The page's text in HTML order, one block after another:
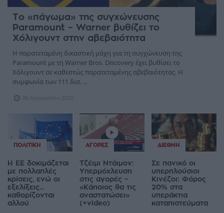
Το «πάγωμα» της συγχώνευσης
Paramount – Warner βυθίζει το
Χόλιγουντ στην αβεβαιότητα
Η παρατεταμένη δικαστική μάχη για τη συγχώνευση της
Paramount με τη Warner Bros. Discovery έχει βυθίσει το
Χόλιγουντ σε καθεστώς παρατεταμένης αβεβαιότητας. Η
συμφωνία των 111 δισ. ...
06 Αυγούστου 2026
ΠΟΛΙΤΙΚΉ
Η ΕΕ δοκιμάζεται
με πολλαπλές
κρίσεις, ενώ οι
εξελίξεις...
καθορίζονται
αλλού
ΑΓΟΡΈΣ
Τζέιμι Ντάιμον:
Υπερμόχλευση
στις αγορές –
«Κάποιος θα τις
αναστατώσει»
(+video)
ΔΙΕΘΝΉ
Σε πανικό οι
υπερπλούσιοι
Κινέζοι: Φόρος
20% στα
υπεράκτια
καταπιστεύματα